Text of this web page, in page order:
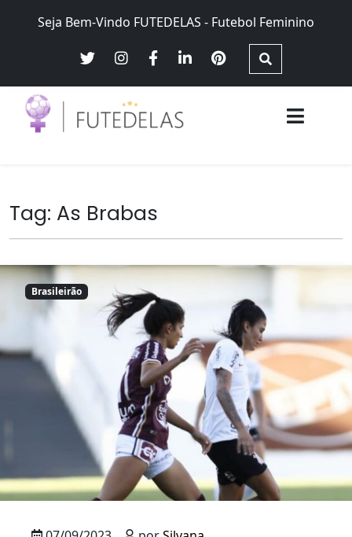
Seja Bem-Vindo FUTEDELAS - Futebol Feminino
Futedelas – Futebol Feminino
Futebol Feminino no Brasil – Brasileirão Futebol Feminino,
Seleção Brasileira Feminina, equidade e justiça de gênero
Tag: As Brabas
Brasileirão